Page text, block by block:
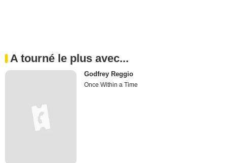
A tourné le plus avec...
Godfrey Reggio
Once Within a Time